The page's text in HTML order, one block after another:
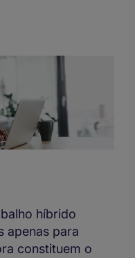
híbrido
apenas para
constituem o